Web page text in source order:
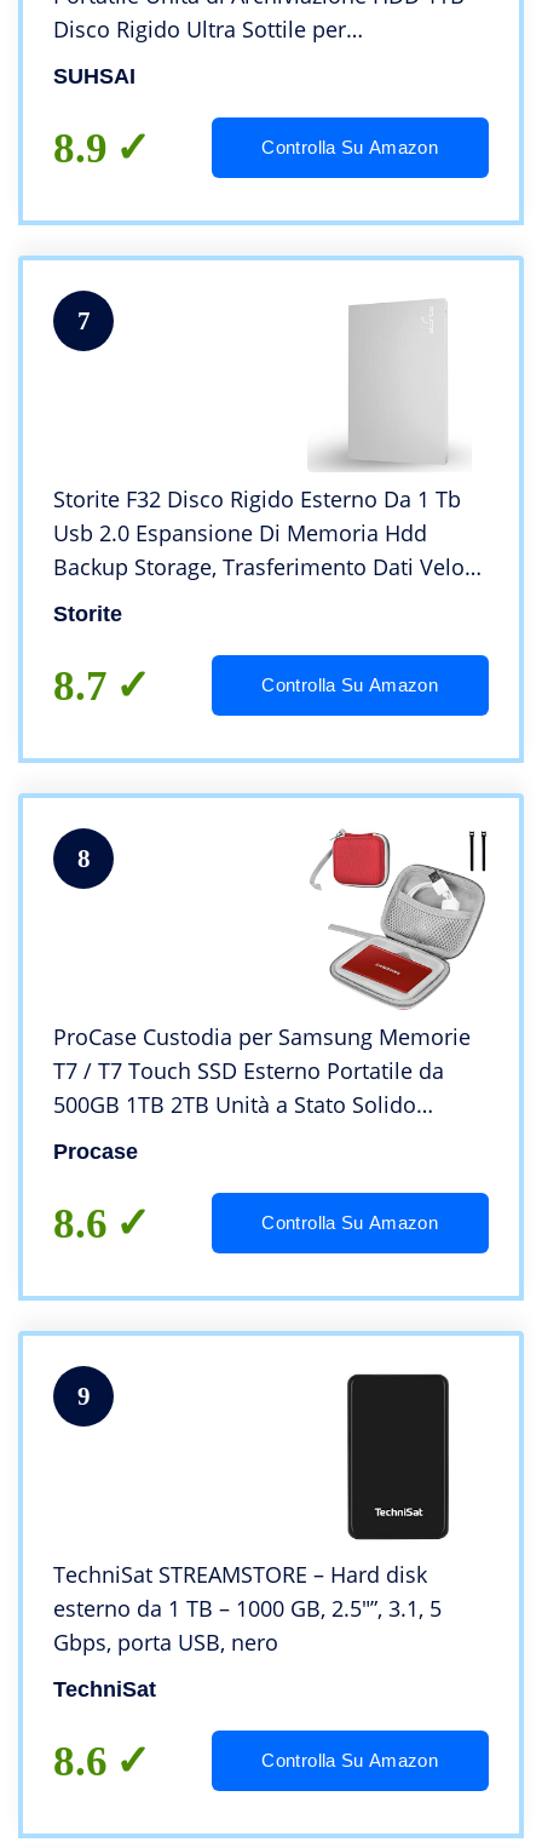
Disco Rigido Ultra Sottile per
Trasferimento Dati ad Alta Velocità
Desktop (Blu)
SUHSAI
8.9 Controlla Su Amazon
7
Storite F32 Disco Rigido Esterno Da 1 Tb
Usb 2.0 Espansione Di Memoria Hdd
Backup Storage, Trasferimento Dati Veloce
Portatile Ultra Sottile Da 2,5″, Disco Rigido
Storite
8.7 Controlla Su Amazon
8
ProCase Custodia per Samsung Memorie
T7 / T7 Touch SSD Esterno Portatile da
500GB 1TB 2TB Unità a Stato Solido
Esterna Hard Disk, Borsa per Il Trasporto -
Procase
8.6 Controlla Su Amazon
9
TechniSat STREAMSTORE – Hard disk
esterno da 1 TB – 1000 GB, 2.5″”, 3.1, 5
Gbps, porta USB, nero
TechniSat
8.6 Controlla Su Amazon